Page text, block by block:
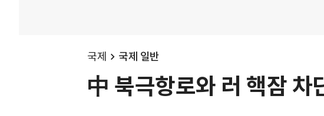
국제 국제 일반
中 북극항로와 러 핵잠